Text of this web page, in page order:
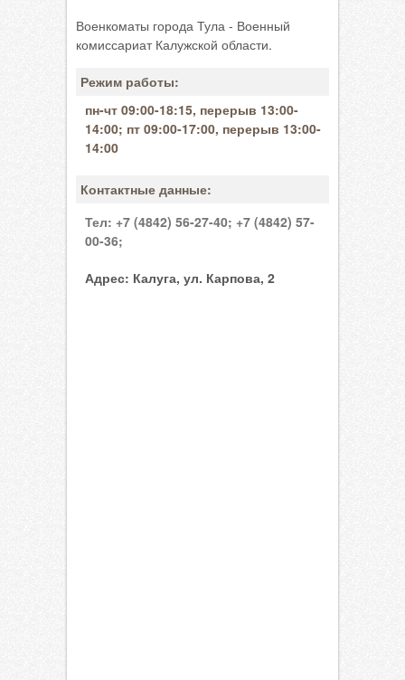
Военкоматы города Тула - Военный
комиссариат Калужской области.
Режим работы:
пн-чт 09:00-18:15, перерыв 13:00-
14:00; пт 09:00-17:00, перерыв 13:00-
14:00
Контактные данные:
Тел: +7 (4842) 56-27-40; +7 (4842) 57-
00-36;
Адрес: Калуга, ул. Карпова, 2